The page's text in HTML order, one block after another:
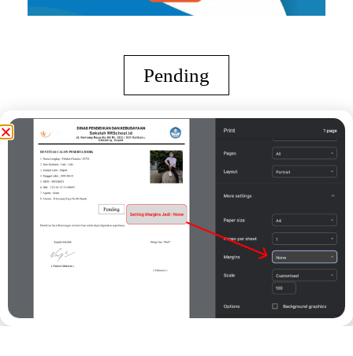
Pending
Demikian Surat Keterangan ini kami buat untuk dapat digunakan
seperlunya.
Kepala Sekolah
Print